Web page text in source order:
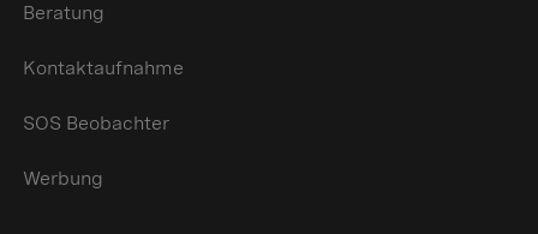
Beratung
Kontaktaufnahme
SOS Beobachter
Werbung